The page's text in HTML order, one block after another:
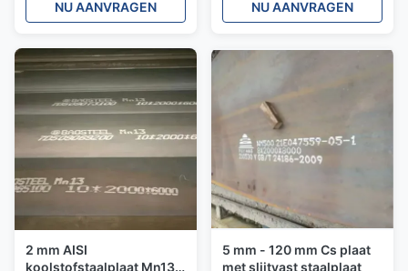
NU AANVRAGEN NU AANVRAGEN
2 mm AISI
koolstofstaalplaat Mn13
5 mm - 120 mm Cs plaat
met slijtvast staalplaat